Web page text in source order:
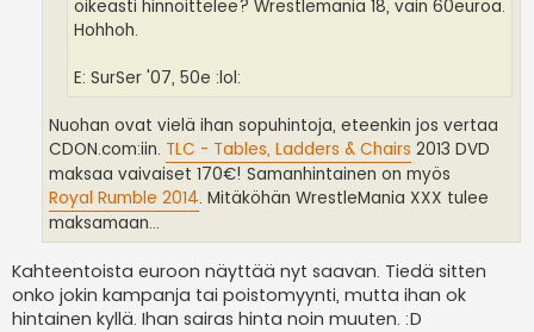
oikeasti hinnoittelee? Wrestlemania 18, vain 60euroa.
Hohhoh.
E: SurSer '07, 50e :lol:
Nuohan ovat vielä ihan sopuhintoja, eteenkin jos vertaa
CDON.com:iin. TLC - Tables, Ladders & Chairs 2013 DVD
maksaa vaivaiset 170€! Samanhintainen on myös
Royal Rumble 2014. Mitäköhän WrestleMania XXX tulee
maksamaan...
Kahteentoista euroon näyttää nyt saavan. Tiedä sitten
onko jokin kampanja tai poistomyynti, mutta ihan ok
hintainen kyllä. Ihan sairas hinta noin muuten. :D